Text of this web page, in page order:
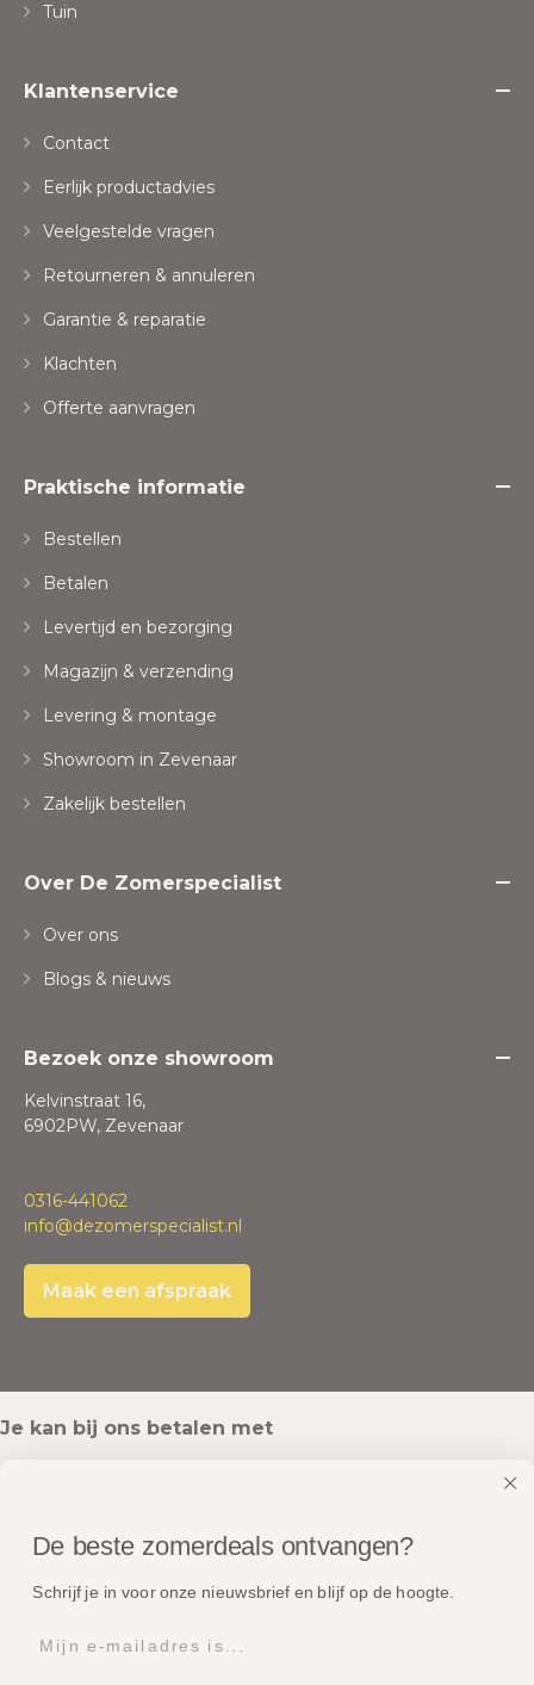
Tuin
Klantenservice
Contact
Eerlijk productadvies
Veelgestelde vragen
Retourneren & annuleren
Garantie & reparatie
Klachten
Offerte aanvragen
Praktische informatie
Bestellen
Betalen
Levertijd en bezorging
Magazijn & verzending
Levering & montage
Showroom in Zevenaar
Zakelijk bestellen
Over De Zomerspecialist
Over ons
Blogs & nieuws
Bezoek onze showroom
Kelvinstraat 16,
6902PW, Zevenaar
0316-441062
info@dezomerspecialist.nl
Maak een afspraak
Je kan bij ons betalen met
Onze pakketten worden verstuurd met
De beste zomerdeals ontvangen?
Schrijf je in voor onze nieuwsbrief en blijf op de hoogte.